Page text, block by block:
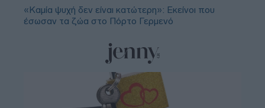
«Καμία ψυχή δεν είναι κατώτερη»: Εκείνοι που
έσωσαν τα ζώα στο Πόρτο Γερμενό